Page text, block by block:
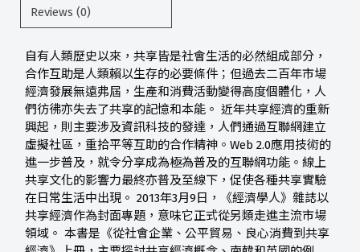
Reviews (0)
自有人類歷史以來，共享皆是社會生活的必然組成部分，
合作互助是人類賴以生存的必要條件；但過去二百年市場
經濟發展無遠弗屆，生產和消費活動變得高度個體化，人
們彷彿亦失去了共享的記憶和本能。 近年共享經濟的重新
興起，則主要涉及資訊科技的發達，人們通過互聯網建立
虛擬社區，重拾平等互助的合作精神。Web 2.0應用技術的
進一步普及，就令分享成為極為普及的互聯網功能。線上
共享文化的影響力最終亦普及至線下，促使各種共享實驗
在日常生活中出現。 2013年3月9日，《經濟學人》雜誌以
共享經濟作為封面專題，意味它正式從另類走進主流市場
領域。 本書是《從社會企業、公平貿易、良心消費到共享